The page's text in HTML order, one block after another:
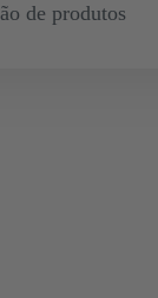
de produtos